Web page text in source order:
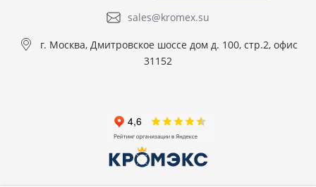
sales@kromex.su
г. Москва, Дмитровское шоссе дом д. 100, стр.2, офис
31152